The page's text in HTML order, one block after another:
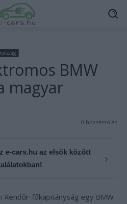
BMW
magyar
0 hozzászólás
e-cars.hu az elsők között
›
Rendőr-főkapitányság egy BMW